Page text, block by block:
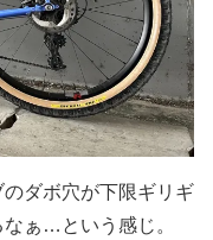
ダボ穴が下限ギリギ
ぁ…という感じ。